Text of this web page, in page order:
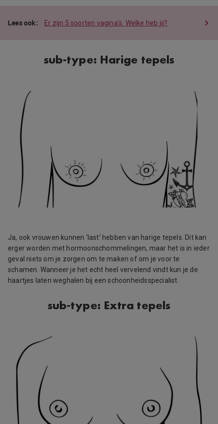
Er zijn 5 soorten vagina’s. Welke heb jij?
sub-type: Harige tepels
Ja, ook vrouwen kunnen ‘last’ hebben van harige tepels. Dit kan
erger worden met hormoonschommelingen, maar het is in ieder
geval niets om je zorgen om te maken of om je voor te
schamen. Wanneer je het echt heel vervelend vindt kun je de
haartjes laten weghalen bij een schoonheidsspecialist.
sub-type: Extra tepels